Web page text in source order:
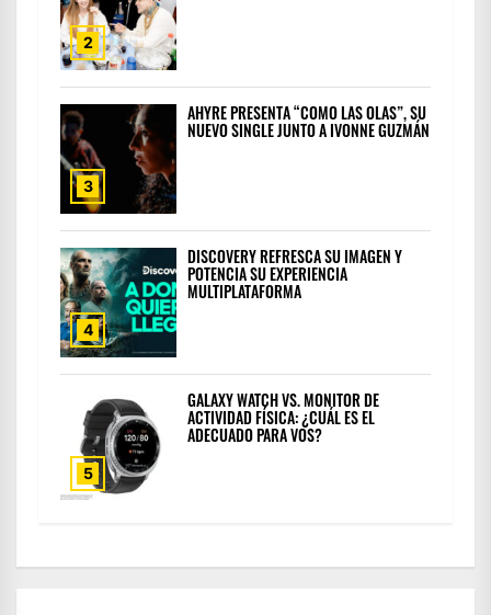
2
3
AHYRE PRESENTA “COMO LAS OLAS”, SU
NUEVO SINGLE JUNTO A IVONNE GUZMÁN
4
DISCOVERY REFRESCA SU IMAGEN Y
POTENCIA SU EXPERIENCIA
MULTIPLATAFORMA
5
GALAXY WATCH VS. MONITOR DE
ACTIVIDAD FÍSICA: ¿CUÁL ES EL
ADECUADO PARA VOS?